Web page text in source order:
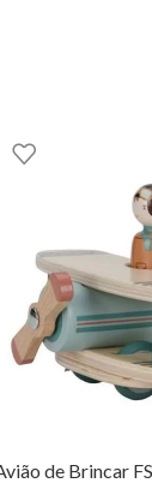
de Brincar